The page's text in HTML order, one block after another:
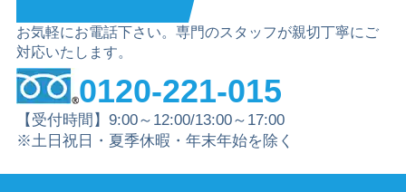
お気軽にお電話下さい。専門のスタッフが親切丁寧にご
対応いたします。
0120-221-015
【受付時間】9:00～12:00/13:00～17:00
※土日祝日・夏季休暇・年末年始を除く